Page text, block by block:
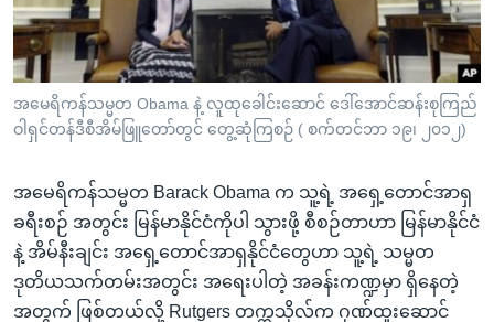
စာမျက်နှာ
ကျော်
ကြည့်
ရန်
ရန်
နေရာ
သို့
ကျော်
ရန်
ဗွီအိုအေ လူမှုကွန်ယက်များ
အမေရိကန်သမ္မတ Obama နဲ့ လူထုခေါင်းဆောင် ဒေါ်အောင်ဆန်းစုကြည်
ဝါရှင်တန်ဒီစီအိမ်ဖြူတော်တွင် တွေ့ဆုံကြစဉ် ( စက်တင်ဘာ ၁၉၊ ၂၀၁၂)
အမေရိကန်သမ္မတ Barack Obama က သူ့ရဲ့ အရှေ့တောင်အာရှ
ခရီးစဉ် အတွင်း မြန်မာနိုင်ငံကိုပါ သွားဖို့ စီစဉ်တာဟာ မြန်မာနိုင်ငံ
နဲ့ အိမ်နီးချင်း အရှေ့တောင်အာရှနိုင်ငံတွေဟာ သူ့ရဲ့ သမ္မတ
ဒုတိယသက်တမ်းအတွင်း အရေးပါတဲ့ အခန်းကဏ္ဍမှာ ရှိနေတဲ့
အတွက် ဖြစ်တယ်လို့ Rutgers တက္ကသိုလ်က ဂုဏ်ထူးဆောင်